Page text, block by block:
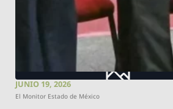
JUNIO 19, 2026
El Monitor Estado de México